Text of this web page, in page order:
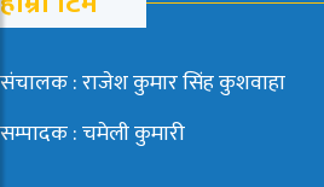
संचालक : राजेश कुमार सिंह कुशवाहा
सम्पादक : चमेली कुमारी